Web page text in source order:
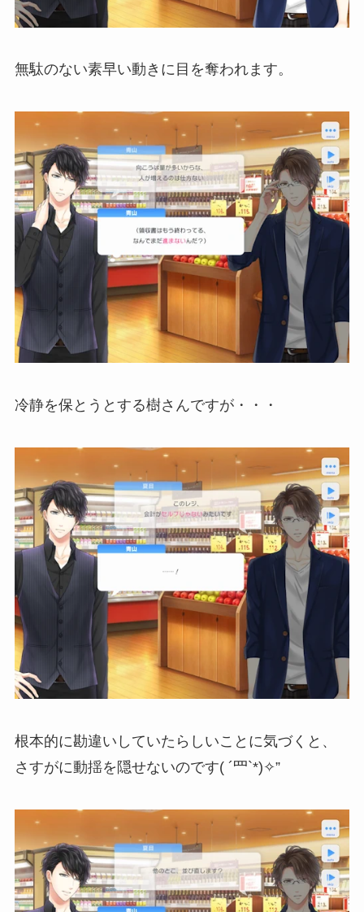
無駄のない素早い動きに目を奪われます。
冷静を保とうとする樹さんですが・・・
根本的に勘違いしていたらしいことに気づくと、
さすがに動揺を隠せないのです( ´罒`*)✧”